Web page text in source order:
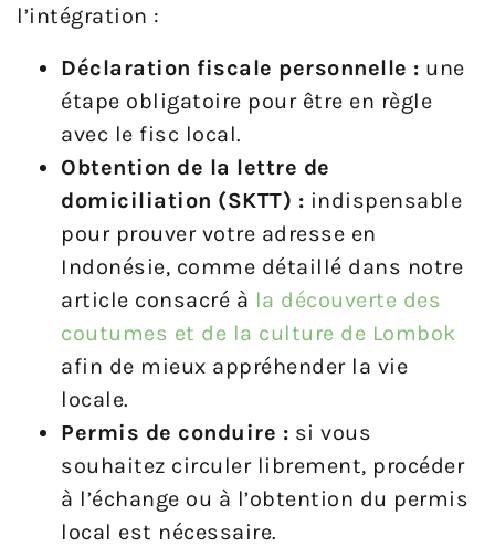
l’intégration :
Déclaration fiscale personnelle : une
étape obligatoire pour être en règle
avec le fisc local.
Obtention de la lettre de
domiciliation (SKTT) : indispensable
pour prouver votre adresse en
Indonésie, comme détaillé dans notre
article consacré à la découverte des
coutumes et de la culture de Lombok
afin de mieux appréhender la vie
locale.
Permis de conduire : si vous
souhaitez circuler librement, procéder
à l’échange ou à l’obtention du permis
local est nécessaire.